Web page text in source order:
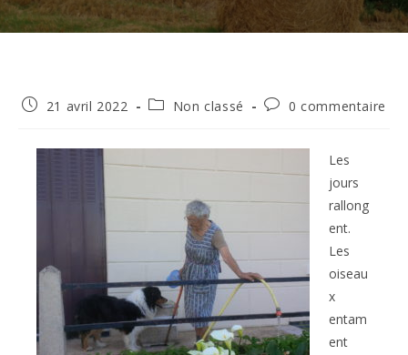
Publication
21 avril 2022
PostNon classé
Commentaires
publication :
0 commentaire
Les
jours
rallong
ent.
Les
oiseau
x
entam
ent